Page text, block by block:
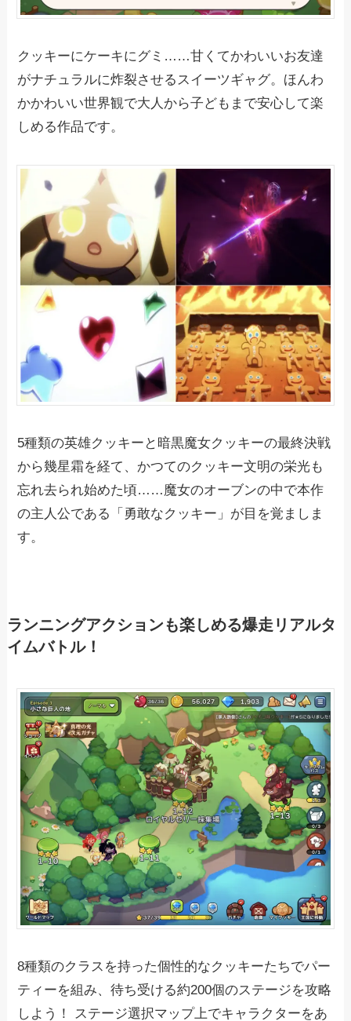
クッキーにケーキにグミ……甘くてかわいいお友達
がナチュラルに炸裂させるスイーツギャグ。ほんわ
かかわいい世界観で大人から子どもまで安心して楽
しめる作品です。
5種類の英雄クッキーと暗黒魔女クッキーの最終決戦
から幾星霜を経て、かつてのクッキー文明の栄光も
忘れ去られ始めた頃……魔女のオーブンの中で本作
の主人公である「勇敢なクッキー」が目を覚ましま
す。
ランニングアクションも楽しめる爆走リアルタ
イムバトル！
8種類のクラスを持った個性的なクッキーたちでパー
ティーを組み、待ち受ける約200個のステージを攻略
しよう！ ステージ選択マップ上でキャラクターをあ